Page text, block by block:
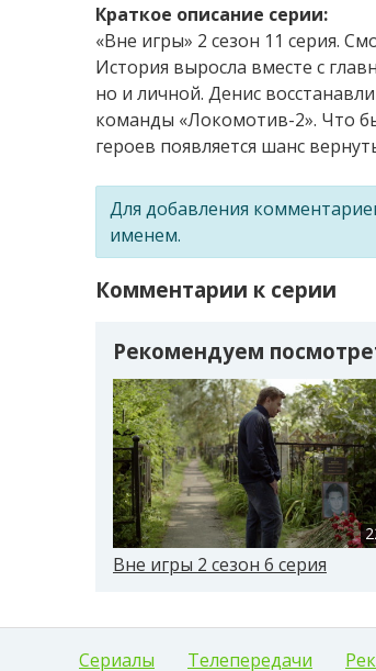
Краткое описание серии:
«Вне игры» 2 сезон 11 серия.
История выросла вместе с
но и личной. Денис
команды «Локомотив-2». Что
героев появляется шанс
Для добавления
именем.
Комментарии к серии
Рекомендуем
Вне игры 2 сезон 6 серия
Сериалы Телепередачи